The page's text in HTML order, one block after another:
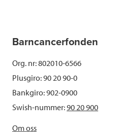
Barncancerfonden
Org. nr: 802010-6566
Plusgiro: 90 20 90-0
Bankgiro: 902-0900
Swish-nummer:90 20 900
Om oss